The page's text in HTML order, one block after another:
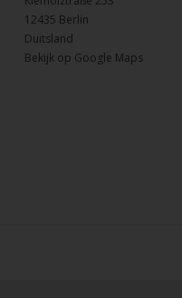
12435 Berlin
Duitsland
Bekijk op Google Maps